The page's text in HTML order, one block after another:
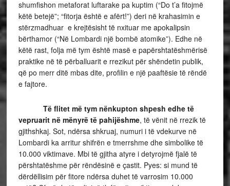
shumfishon metaforat luftarake pa kuptim (“Do t’a fitojmë
këtë betejë”; “fitorja është e afërt!”) deri në krahasimin e
stërzmadhuar e krejtësisht të nxituar me apokalipsin
bërthamor (“Në Lombardi një bombë atomike”). Edhe në
këtë rast, folja më tym është masë e papërshtatëshmërisë
praktike në të përballuarit e rrezikut për shëndetin publik,
që po merr ditë mbas dite, profilin e një paaftësie të rëndë
e fajtore.
Të flitet më tym nënkupton shpesh edhe të
vepruarit në mënyrë të pahijëshme, të vënit në rrezik të
gjithshkaj. Sot, ndërsa shkruaj, numuri i të vdekurve në
Lombardi ka arritur shifrën e tmerrshme dhe simbolike të
10.000 viktimave. Mbi të gjitha atyre i detyrojmë fjalë të
përshtatëshme për rëndësinë e çastit. Pyes: si mund të
dërdëllisim për fitore ndërsa duhet të varrosim 10.000